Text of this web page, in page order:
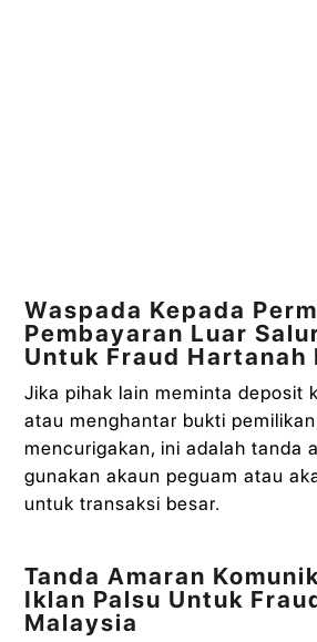
Waspada Kepada
Pembayaran Luar
Untuk Fraud Hartanah
Jika pihak lain meminta deposit
atau menghantar bukti
mencurigakan, ini adalah tanda
gunakan akaun peguam atau
untuk transaksi besar.
Tanda Amaran
Iklan Palsu Untuk
Malaysia